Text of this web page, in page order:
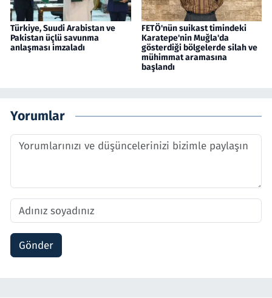
Türkiye, Suudi Arabistan ve
Pakistan üçlü savunma
anlaşması imzaladı
FETÖ'nün suikast timindeki
Karatepe'nin Muğla'da
gösterdiği bölgelerde silah ve
mühimmat aramasına
başlandı
Yorumlar
Gönder